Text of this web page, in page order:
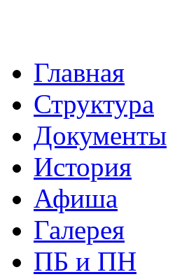
Главная
Структура
Документы
История
Афиша
Галерея
ПБ и ПН